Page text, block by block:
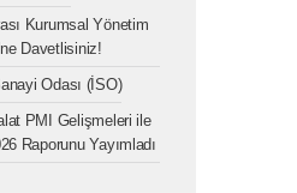
Kurumsal Yönetim
Davetlisiniz!
Odası (İSO)
PMI Gelişmeleri ile
Raporunu Yayımladı